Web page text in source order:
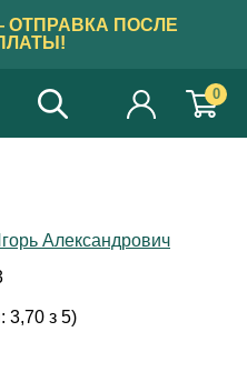
ОТПРАВКА ПОСЛЕ
0
Александрович
3,70 з 5)